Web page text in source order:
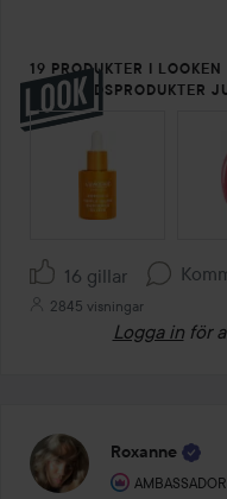
19 PRODUKTER I
HUDVÅRDSPRODUKTER
HOPPA ÖVER
16 gillar
2845 visningar
Logga in för
Roxanne
AMBASSADOR
Användarens